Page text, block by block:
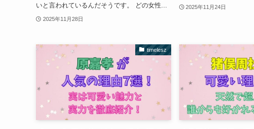
いと言われているんだそうです。 どの女性...
2025年11月28日
2025年11月24日
timelesz